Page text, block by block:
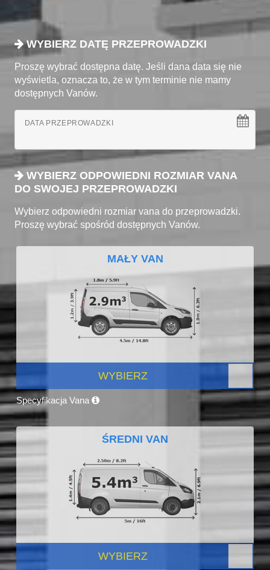
WYBIERZ DATĘ PRZEPROWADZKI
Proszę wybrać dostępna datę. Jeśli dana data się nie
wyświetla, oznacza to, że w tym terminie nie mamy
dostępnych Vanów.
DATA PRZEPROWADZKI
WYBIERZ ODPOWIEDNI ROZMIAR VANA
DO SWOJEJ PRZEPROWADZKI
Wybierz odpowiedni rozmiar vana do przeprowadzki.
Proszę wybrać spośród dostępnych Vanów.
MAŁY VAN
WYBIERZ
Specyfikacja Vana
ŚREDNI VAN
WYBIERZ